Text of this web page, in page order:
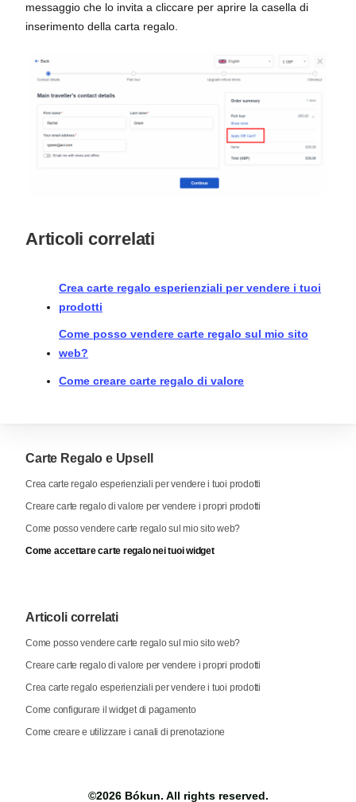
messaggio che lo invita a cliccare per aprire la casella di
inserimento della carta regalo.
Articoli correlati
Crea carte regalo esperienziali per vendere i tuoi
prodotti
Come posso vendere carte regalo sul mio sito
web?
Come creare carte regalo di valore
Carte Regalo e Upsell
Crea carte regalo esperienziali per vendere i tuoi prodotti
Creare carte regalo di valore per vendere i propri prodotti
Come posso vendere carte regalo sul mio sito web?
Come accettare carte regalo nei tuoi widget
Articoli correlati
Come posso vendere carte regalo sul mio sito web?
Creare carte regalo di valore per vendere i propri prodotti
Crea carte regalo esperienziali per vendere i tuoi prodotti
Come configurare il widget di pagamento
Come creare e utilizzare i canali di prenotazione
©2026 Bókun. All rights reserved.